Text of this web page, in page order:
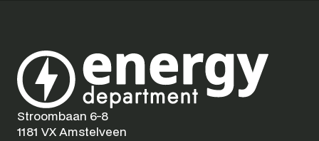
Stroombaan 6-8
1181 VX Amstelveen